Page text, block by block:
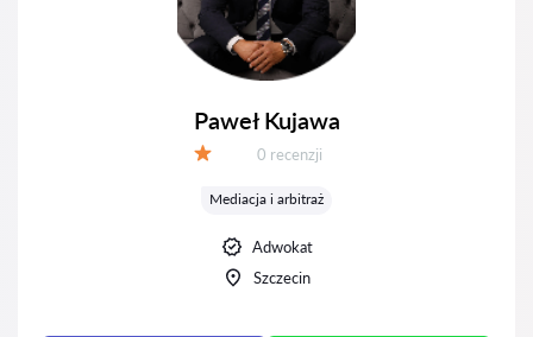
Paweł Kujawa
Recenzji:
0 recenzji
Mediacja i arbitraż
Adwokat
Szczecin